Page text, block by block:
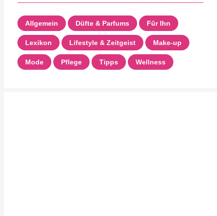
Allgemein Düfte & Parfums Für Ihn
Lexikon Lifestyle & Zeitgeist Make-up
Mode Pflege Tipps Wellness